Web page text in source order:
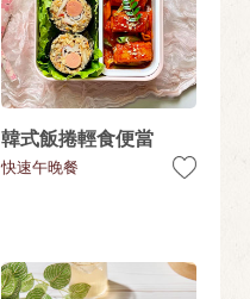
韓式飯捲輕食便當
快速午晚餐